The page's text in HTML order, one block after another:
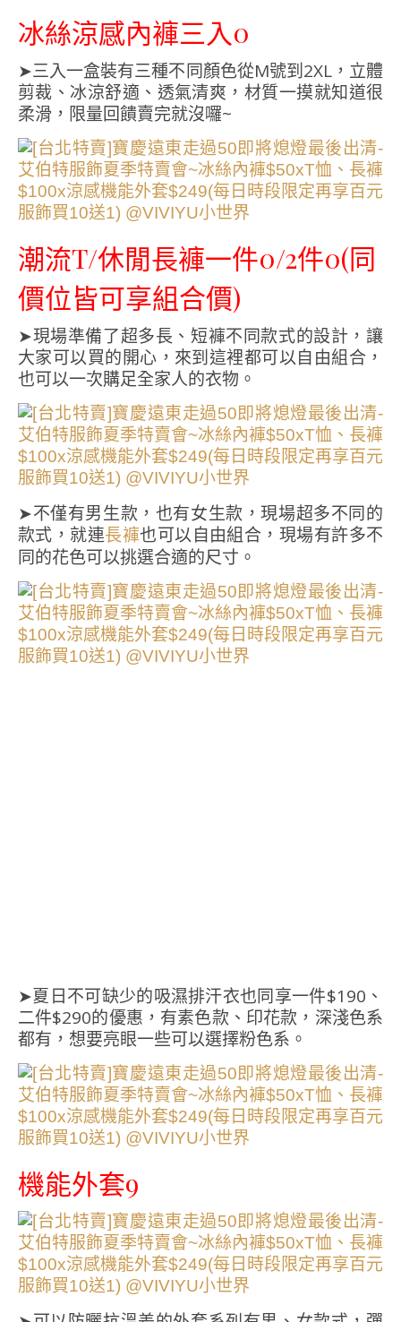
冰絲涼感內褲三入0
➤三入一盒裝有三種不同顏色從M號到2XL，立體
剪裁、冰涼舒適、透氣清爽，材質一摸就知道很
柔滑，限量回饋賣完就沒囉~
潮流T/休閒長褲一件0/2件0(同
價位皆可享組合價)
➤現場準備了超多長、短褲不同款式的設計，讓
大家可以買的開心，來到這裡都可以自由組合，
也可以一次購足全家人的衣物。
➤不僅有男生款，也有女生款，現場超多不同的
款式，就連長褲也可以自由組合，現場有許多不
同的花色可以挑選合適的尺寸。
➤夏日不可缺少的吸濕排汗衣也同享一件$190、
二件$290的優惠，有素色款、印花款，深淺色系
都有，想要亮眼一些可以選擇粉色系。
機能外套9